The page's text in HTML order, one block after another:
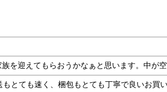
を迎えてもらおうかなぁと思います。中が
とても速く、梱包もとても丁寧で良いお買